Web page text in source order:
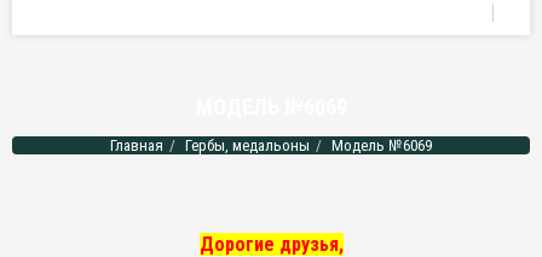
Главная Гербы, медальоны Модель №6069
Дорогие друзья,